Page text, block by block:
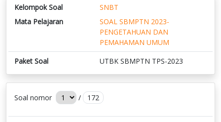
Kelompok Soal
SNBT
Mata Pelajaran
SOAL SBMPTN 2023-
PENGETAHUAN DAN
PEMAHAMAN UMUM
Paket Soal
UTBK SBMPTN TPS-2023
Soal nomor / 172